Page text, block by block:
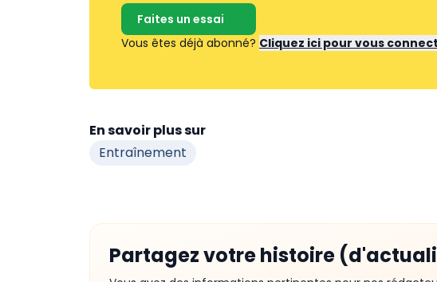
Faites un essai
Vous êtes déjà abonné? Cliquez ici pour vous
En savoir plus sur
Entraînement
Partagez votre histoire